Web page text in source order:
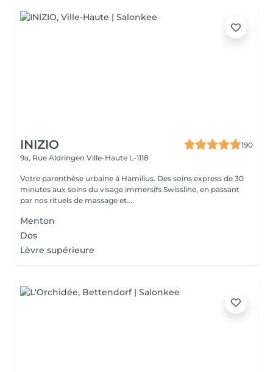
INIZIO
190
9a, Rue Aldringen Ville-Haute L-1118
Votre parenthèse urbaine à Hamilius. Des soins express de 30
minutes aux soins du visage immersifs Swissline, en passant
par nos rituels de massage et...
Menton
Dos
Lèvre supérieure